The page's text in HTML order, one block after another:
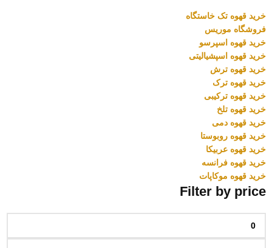
خرید قهوه تک خاستگاه
فروشگاه موریس
خرید قهوه اسپرسو
خرید قهوه اسپشیالیتی
خرید قهوه ترش
خرید قهوه ترک
خرید قهوه ترکیبی
خرید قهوه تلخ
خرید قهوه دمی
خرید قهوه روبوستا
خرید قهوه عربیکا
خرید قهوه فرانسه
خرید قهوه موکاپات
Filter by price